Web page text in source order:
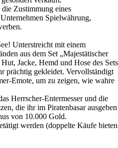
Zustimmung eines
Spielwährung,
Unterstreicht mit einem
aus dem Set „Majestätischer
Jacke, Hemd und Hose des Sets
prächtig gekleidet. Vervollständigt
Emote, um zu zeigen, wie wahre
Herrscher-Entermesser und die
die ihr im Piratenbasar ausgeben
von 10.000 Gold.
werden (doppelte Käufe bieten